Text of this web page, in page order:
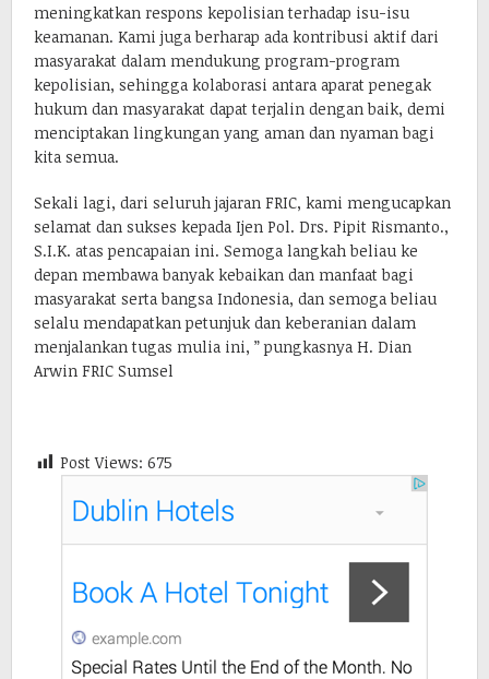
meningkatkan respons kepolisian terhadap isu-isu
keamanan. Kami juga berharap ada kontribusi aktif dari
masyarakat dalam mendukung program-program
kepolisian, sehingga kolaborasi antara aparat penegak
hukum dan masyarakat dapat terjalin dengan baik, demi
menciptakan lingkungan yang aman dan nyaman bagi
kita semua.
Sekali lagi, dari seluruh jajaran FRIC, kami mengucapkan
selamat dan sukses kepada Ijen Pol. Drs. Pipit Rismanto.,
S.I.K. atas pencapaian ini. Semoga langkah beliau ke
depan membawa banyak kebaikan dan manfaat bagi
masyarakat serta bangsa Indonesia, dan semoga beliau
selalu mendapatkan petunjuk dan keberanian dalam
menjalankan tugas mulia ini, ” pungkasnya H. Dian
Arwin FRIC Sumsel
Post Views: 675